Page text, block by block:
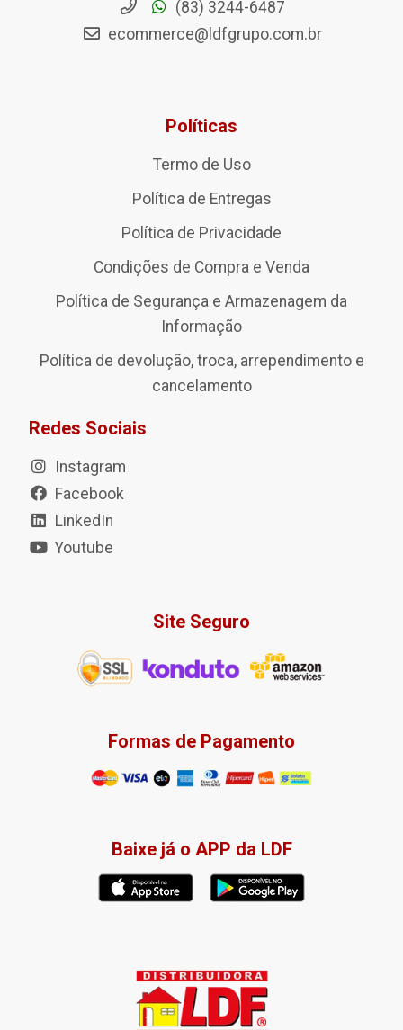
(83) 3244-6487
ecommerce@ldfgrupo.com.br
Políticas
Termo de Uso
Política de Entregas
Política de Privacidade
Condições de Compra e Venda
Política de Segurança e Armazenagem da
Informação
Política de devolução, troca, arrependimento e
cancelamento
Redes Sociais
Instagram
Facebook
LinkedIn
Youtube
Site Seguro
Formas de Pagamento
Baixe já o APP da LDF